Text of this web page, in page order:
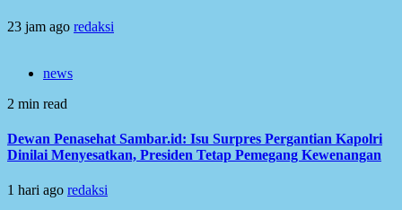
23 jam ago redaksi
news
2 min read
Dewan Penasehat Sambar.id: Isu Surpres Pergantian Kapolri
Dinilai Menyesatkan, Presiden Tetap Pemegang Kewenangan
1 hari ago redaksi